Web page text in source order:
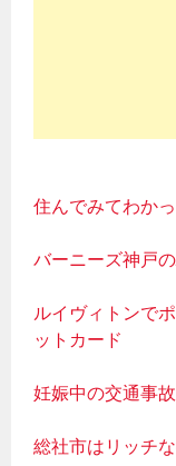
住んでみてわか
バーニーズ神戸
ルイヴィトンで
ットカード
妊娠中の交通事
総社市はリッチ